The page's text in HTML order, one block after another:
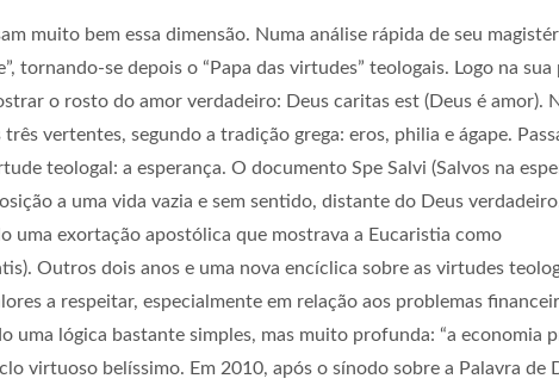
muito bem essa dimensão. Numa análise rápida de seu
tornando-se depois o “Papa das virtudes” teologais. Logo na sua
o rosto do amor verdadeiro: Deus caritas est (Deus é amor).
vertentes, segundo a tradição grega: eros, philia e ágape.
teologal: a esperança. O documento Spe Salvi (Salvos na
a uma vida vazia e sem sentido, distante do Deus
uma exortação apostólica que mostrava a Eucaristia como
Outros dois anos e uma nova encíclica sobre as virtudes
a respeitar, especialmente em relação aos problemas
uma lógica bastante simples, mas muito profunda: “a economia
virtuoso belíssimo. Em 2010, após o sínodo sobre a Palavra de